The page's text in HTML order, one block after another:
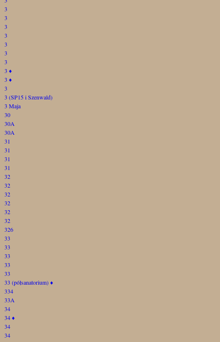
3
3
3
3
3
3
3
3 ♦
3 ♦
3
3 (SP15 i Szenwald)
3 Maja
30
30A
30A
31
31
31
31
32
32
32
32
32
32
326
33
33
33
33
33
33 (półsanatorium)♦
334
33A
34
34♦
34
34